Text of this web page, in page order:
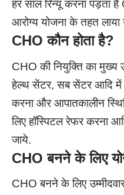
हर साल रिन्यू करना पड़ता
आरोग्य योजना के तहत लाया
CHO कौन होता है?
CHO की नियुक्ति का मुख्य
हेल्थ सेंटर, सब सेंटर आदि में
करना और आपातकालीन
लिए हॉस्पिटल रेफर करना
जाये.
CHO बनने के लिए
CHO बनने के लिए